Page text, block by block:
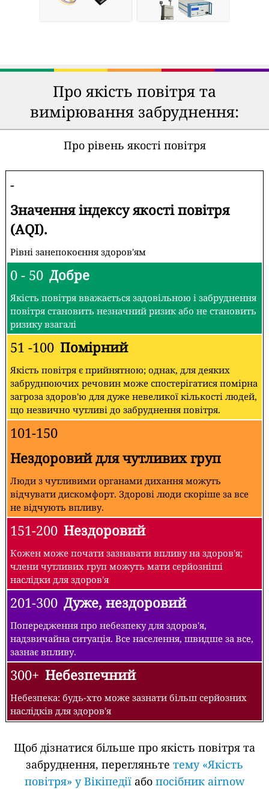
Про якість повітря та
вимірювання забруднення:
Про рівень якості повітря
-
Значення індексу якості повітря
(AQI).
Рівні занепокоєння здоров'ям
0 - 50 Добре
Якість повітря вважається задовільною і забруднення
повітря становить незначний ризик або не становить
ризику взагалі
51 -100 Помірний
Якість повітря є прийнятною; однак, для деяких
забруднюючих речовин може спостерігатися помірна
загроза здоров'ю для дуже невеликої кількості людей,
що незвично чутливі до забруднення повітря.
101-150
Нездоровий для чутливих груп
Люди з чутливими органами дихання можуть
відчувати дискомфорт. Здорові люди скоріше за все
не відчують впливу.
151-200 Нездоровий
Кожен може почати зазнавати впливу на здоров'я;
члени чутливих груп можуть мати серйозніші
наслідки для здоров'я
201-300 Дуже, нездоровий
Попередження про небезпеку для здоров'я,
надзвичайна ситуація. Все населення, швидше за все,
зазнає впливу.
300+ Небезпечний
Небезпека: будь-хто може зазнати більш серйозних
наслідків для здоров'я
Щоб дізнатися більше про якість повітря та
забруднення, перегляньте тему «Якість
повітря» у Вікіпедіїабо посібник airnow